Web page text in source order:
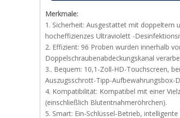
Merkmale:
1. Sicherheit: Ausgestattet mit doppeltem
hocheffizienzes Ultraviolett -
2. Effizient: 96 Proben wurden innerhalb
Doppelschraubenabdeckungskanal
3.. Bequem: 10,1-Zoll-HD-Touchscreen,
Auszugsschrott-Tipp-Aufbewahrungsbox-
4. Kompatibilität: Kompatibel mit einer
(einschließlich Blutentnahmeröhrchen).
5. Smart: Ein-Schlüssel-Betrieb,